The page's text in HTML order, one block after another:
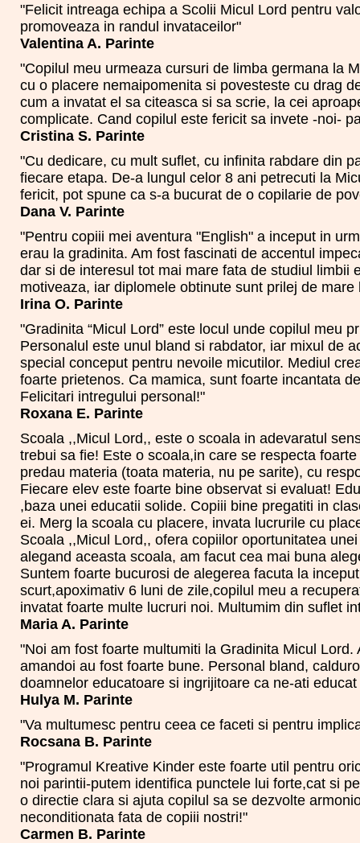
"Felicit intreaga echipa a Scolii Micul Lord pentru
promoveaza in randul invataceilor"
Valentina A. Parinte
"Copilul meu urmeaza cursuri de limba germana la
cu o placere nemaipomenita si povesteste cu drag
cum a invatat el sa citeasca si sa scrie, la cei
complicate. Cand copilul este fericit sa invete -noi-
Cristina S. Parinte
"Cu dedicare, cu mult suflet, cu infinita rabdare din
fiecare etapa. De-a lungul celor 8 ani petrecuti la
fericit, pot spune ca s-a bucurat de o copilarie de
Dana V. Parinte
"Pentru copiii mei aventura "English" a inceput in
erau la gradinita. Am fost fascinati de accentul
dar si de interesul tot mai mare fata de studiul limbii
motiveaza, iar diplomele obtinute sunt prilej de
Irina O. Parinte
"Gradinita “Micul Lord” este locul unde copilul meu
Personalul este unul bland si rabdator, iar mixul de
special conceput pentru nevoile micutilor. Mediul
foarte prietenos. Ca mamica, sunt foarte incantata
Felicitari intregului personal!"
Roxana E. Parinte
Scoala ,,Micul Lord,, este o scoala in adevaratul
trebui sa fie! Este o scoala,in care se respecta
predau materia (toata materia, nu pe sarite), cu
Fiecare elev este foarte bine observat si evaluat!
,baza unei educatii solide. Copiii bine pregatiti in
ei. Merg la scoala cu placere, invata lucrurile cu
Scoala ,,Micul Lord,, ofera copiilor oportunitatea
alegand aceasta scoala, am facut cea mai buna
Suntem foarte bucurosi de alegerea facuta la
scurt,apoximativ 6 luni de zile,copilul meu a
invatat foarte multe lucruri noi. Multumim din suflet
Maria A. Parinte
"Noi am fost foarte multumiti la Gradinita Micul
amandoi au fost foarte bune. Personal bland,
doamnelor educatoare si ingrijitoare ca ne-ati
Hulya M. Parinte
"Va multumesc pentru ceea ce faceti si pentru
Rocsana B. Parinte
"Programul Kreative Kinder este foarte util pentru
noi parintii-putem identifica punctele lui forte,cat si
o directie clara si ajuta copilul sa se dezvolte
neconditionata fata de copiii nostri!"
Carmen B. Parinte